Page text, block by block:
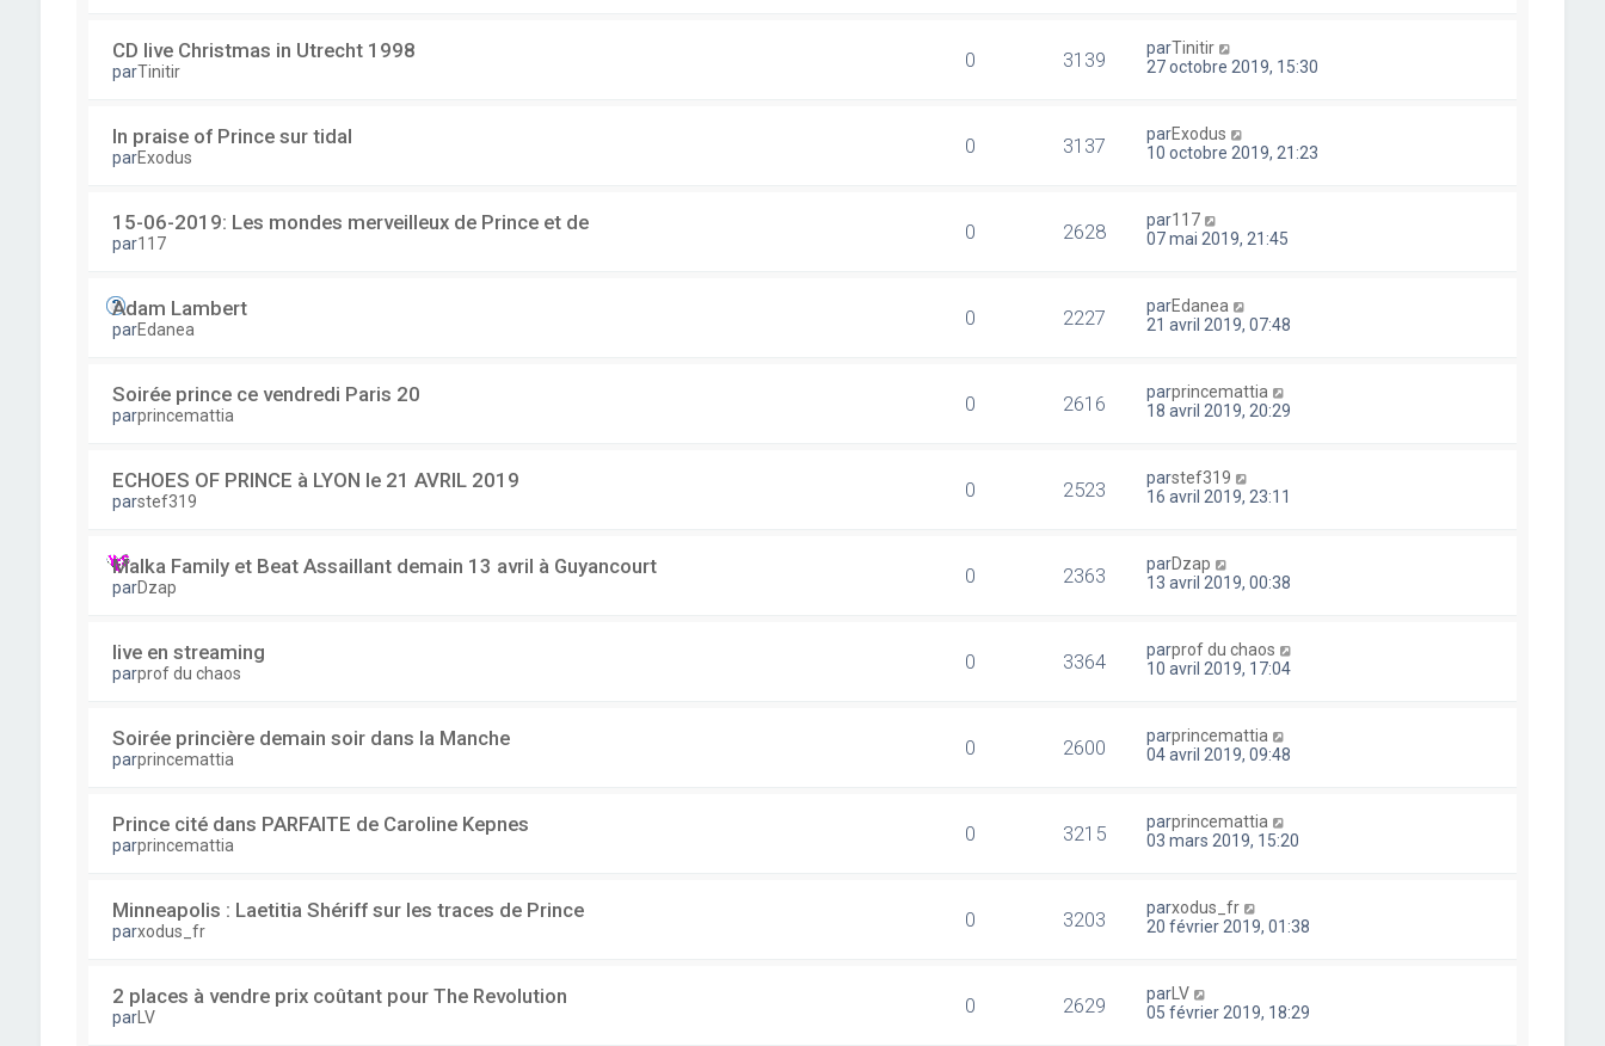
CD live Christmas in Utrecht 1998
parTinitir 0 3139 parTinitir
27 octobre 2019, 15:30
In praise of Prince sur tidal
parExodus 0 3137 parExodus
10 octobre 2019, 21:23
15-06-2019: Les mondes merveilleux de Prince et de
par117 0 2628 par117
07 mai 2019, 21:45
Adam Lambert
parEdanea 0 2227 parEdanea
21 avril 2019, 07:48
Soirée prince ce vendredi Paris 20
parprincemattia 0 2616 parprincemattia
18 avril 2019, 20:29
ECHOES OF PRINCE à LYON le 21 AVRIL 2019
parstef319 0 2523 parstef319
16 avril 2019, 23:11
Malka Family et Beat Assaillant demain 13 avril à Guyancourt
parDzap 0 2363 parDzap
13 avril 2019, 00:38
live en streaming
parprof du chaos 0 3364 parprof du chaos
10 avril 2019, 17:04
Soirée princière demain soir dans la Manche
parprincemattia 0 2600 parprincemattia
04 avril 2019, 09:48
Prince cité dans PARFAITE de Caroline Kepnes
parprincemattia 0 3215 parprincemattia
03 mars 2019, 15:20
Minneapolis : Laetitia Shériff sur les traces de Prince
parxodus_fr 0 3203 parxodus_fr
20 février 2019, 01:38
2 places à vendre prix coûtant pour The Revolution
parLV 0 2629 par LV
05 février 2019, 18:29